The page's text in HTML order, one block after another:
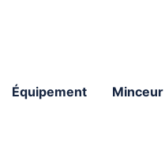
Équipement Minceur